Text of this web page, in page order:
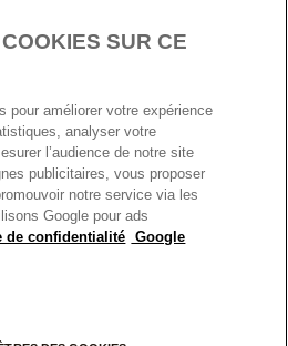
Click & Collect
2026 Pandora
SUR CE
pour améliorer votre expérience
analyser votre
l’audience de notre site
publicitaires, vous proposer
notre service via les
Google pour ads
de confidentialité Google